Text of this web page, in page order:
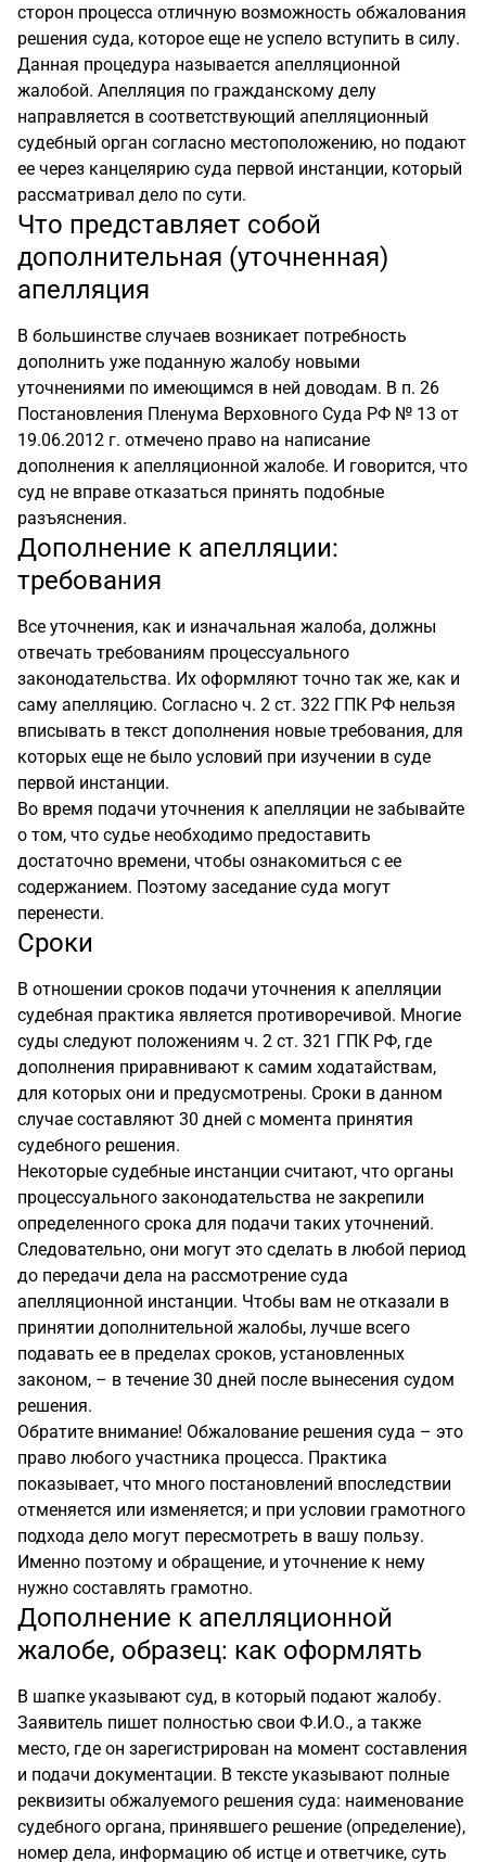
сторон процесса отличную возможность обжалования
решения суда, которое еще не успело вступить в силу.
Данная процедура называется апелляционной
жалобой. Апелляция по гражданскому делу
направляется в соответствующий апелляционный
судебный орган согласно местоположению, но подают
ее через канцелярию суда первой инстанции, который
рассматривал дело по сути.
Что представляет собой
дополнительная (уточненная)
апелляция
В большинстве случаев возникает потребность
дополнить уже поданную жалобу новыми
уточнениями по имеющимся в ней доводам. В п. 26
Постановления Пленума Верховного Суда РФ № 13 от
19.06.2012 г. отмечено право на написание
дополнения к апелляционной жалобе. И говорится, что
суд не вправе отказаться принять подобные
разъяснения.
Дополнение к апелляции:
требования
Все уточнения, как и изначальная жалоба, должны
отвечать требованиям процессуального
законодательства. Их оформляют точно так же, как и
саму апелляцию. Согласно ч. 2 ст. 322 ГПК РФ нельзя
вписывать в текст дополнения новые требования, для
которых еще не было условий при изучении в суде
первой инстанции.
Во время подачи уточнения к апелляции не забывайте
о том, что судье необходимо предоставить
достаточно времени, чтобы ознакомиться с ее
содержанием. Поэтому заседание суда могут
перенести.
Сроки
В отношении сроков подачи уточнения к апелляции
судебная практика является противоречивой. Многие
суды следуют положениям ч. 2 ст. 321 ГПК РФ, где
дополнения приравнивают к самим ходатайствам,
для которых они и предусмотрены. Сроки в данном
случае составляют 30 дней с момента принятия
судебного решения.
Некоторые судебные инстанции считают, что органы
процессуального законодательства не закрепили
определенного срока для подачи таких уточнений.
Следовательно, они могут это сделать в любой период
до передачи дела на рассмотрение суда
апелляционной инстанции. Чтобы вам не отказали в
принятии дополнительной жалобы, лучше всего
подавать ее в пределах сроков, установленных
законом, – в течение 30 дней после вынесения судом
решения.
Обратите внимание! Обжалование решения суда – это
право любого участника процесса. Практика
показывает, что много постановлений впоследствии
отменяется или изменяется; и при условии грамотного
подхода дело могут пересмотреть в вашу пользу.
Именно поэтому и обращение, и уточнение к нему
нужно составлять грамотно.
Дополнение к апелляционной
жалобе, образец: как оформлять
В шапке указывают суд, в который подают жалобу.
Заявитель пишет полностью свои Ф.И.О., а также
место, где он зарегистрирован на момент составления
и подачи документации. В тексте указывают полные
реквизиты обжалуемого решения суда: наименование
судебного органа, принявшего решение (определение),
номер дела, информацию об истце и ответчике, суть